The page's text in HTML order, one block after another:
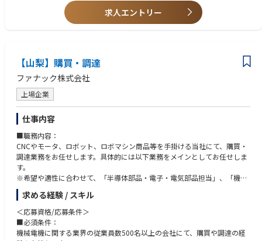
「仕事を通じて得られること」
・調達改革によるコスト最適化や供給安定化は、事業の収益性と競争力に
直接貢献します。自身の仕事が会社の成長を支えているという大きなやり
がいを感じられます。
●職場の雰囲気
ベテラン層（50代以上）が高い比率で在籍し、長年培われた知見・ノウハ
ウを背景とした高い専門性を有する組織です。
一方で、30代を中心とした次世代リーダーの登用も進んでおり、経験と挑
戦が融合するダイナミックな組織フェーズにあります。
業務は一人ひとりが高い責任感を持って主体的に推進するスタイルが根付
いており、専門性を活かしながら裁量を持って仕事に取り組める環境で
す。
部全体での連携強化を図りつつ、組織横断の連携や仕組みづくり、改革に
挑戦できるフェーズです。
●キャリアパス
23年度4月よりメンバーシップ型からジョブ型雇用に移行し、ご自身のキ
求人エントリー
【山梨】購買・調達
ファナック株式会社
上場企業
仕事内容
■職務内容：
CNCやモータ、ロボット、ロボマシン商品等を手掛ける当社にて、購買・
調達業務をお任せします。具体的には以下業務をメインとしてお任せしま
す。
※希望や適性に合わせて、「半導体部品・電子・電気部品担当」、「機構
系の部品担当」のいずれかをお任せしていく予定です。
・価格や納品における交渉業務(部品選定は開発部署が担当します。そのた
め開発部署の担当者と共に商談や仕事をすることも多く、当社製品や知識
については入社後に覚えていただけますので安心ください)
・納期に合わせた調整業務(部品納期は製造現場で管理しています。製造現
求める経験 / スキル
＜応募資格/応募条件＞
■必須条件：
機械電機に関する業界の従業員数500名以上の会社にて、購買や調達の経